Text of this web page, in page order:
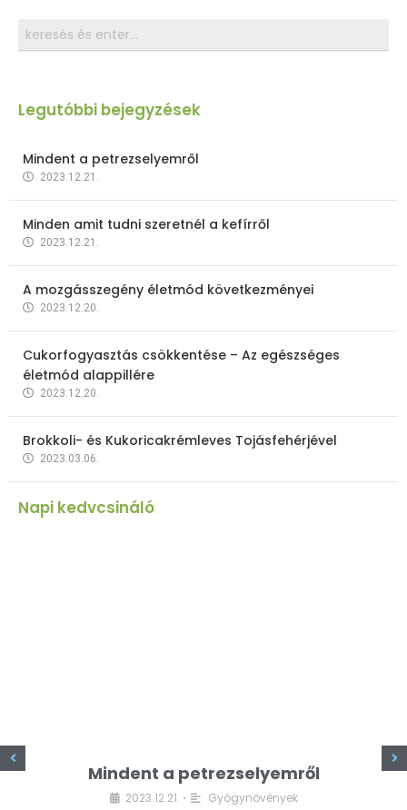
Legutóbbi bejegyzések
Mindent a petrezselyemről
2023.12.21.
Minden amit tudni szeretnél a kefírről
2023.12.21.
A mozgásszegény életmód következményei
2023.12.20.
Cukorfogyasztás csökkentése – Az egészséges
életmód alappillére
2023.12.20.
Brokkoli- és Kukoricakrémleves Tojásfehérjével
2023.03.06.
Napi kedvcsináló
Mindent a petrezselyemről
2023.12.21. • Gyógynövények